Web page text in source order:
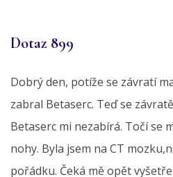
Dotaz 899
Dobrý den, potíže se závratí
zabral Betaserc. Teď se
Betaserc mi nezabírá. Točí se
nohy. Byla jsem na CT
pořádku. Čeká mě opět